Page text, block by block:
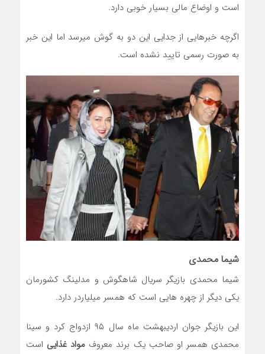
است و اوضاع مالی بسیار خوبی دارد.
اگرچه خبرهایی از جدایی این دو به گوش میرسد اما این خبر
به صورت رسمی تایید نشده است.
شیما محمدی
شیما محمدی بازیگر سریال شاهگوش و مدلینگ کشورمان
یکی دیگر از چهره هایی است که همسر میلیاردر دارد.
این بازیگر جوان اردیبهشت ماه سال ۹۵ ازدواج کرد و سینا
محمدی همسر او صاحب یک برند معروف مواد غذایی است